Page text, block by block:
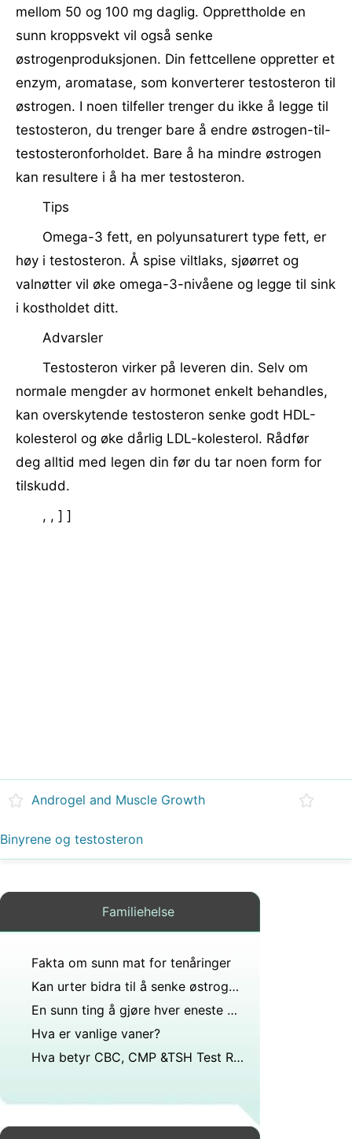
mellom 50 og 100 mg daglig. Opprettholde en
sunn kroppsvekt vil også senke
østrogenproduksjonen. Din fettcellene oppretter et
enzym, aromatase, som konverterer testosteron til
østrogen. I noen tilfeller trenger du ikke å legge til
testosteron, du trenger bare å endre østrogen-til-
testosteronforholdet. Bare å ha mindre østrogen
kan resultere i å ha mer testosteron.
Tips
Omega-3 fett, en polyunsaturert type fett, er
høy i testosteron. Å spise viltlaks, sjøørret og
valnøtter vil øke omega-3-nivåene og legge til sink
i kostholdet ditt.
Advarsler
Testosteron virker på leveren din. Selv om
normale mengder av hormonet enkelt behandles,
kan overskytende testosteron senke godt HDL-
kolesterol og øke dårlig LDL-kolesterol. Rådfør
deg alltid med legen din før du tar noen form for
tilskudd.
, , ] ]
Androgel and Muscle Growth
Binyrene og testosteron
Familiehelse
Fakta om sunn mat for tenåringer
Kan urter bidra til å senke østrogen nivåer?
En sunn ting å gjøre hver eneste dag i måneden
Hva er vanlige vaner?
Hva betyr CBC, CMP &TSH Test Resultater?